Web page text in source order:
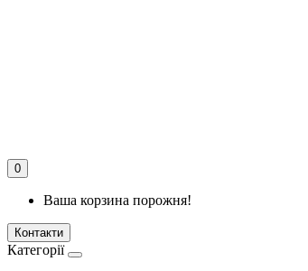
0
Ваша корзина порожня!
Контакти
Категорії